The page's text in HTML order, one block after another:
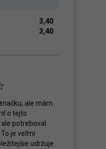
3,40
3,40
ale mám
o tejto
potreboval
je veľmi
udržuje